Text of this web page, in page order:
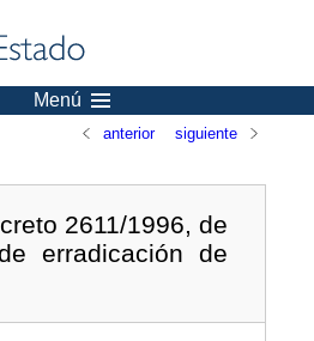
Menú
anterior siguiente
2611/1996, de
erradicación de